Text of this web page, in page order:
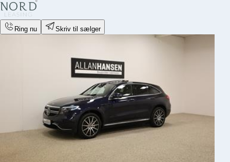
Ring nu Skriv til sælger